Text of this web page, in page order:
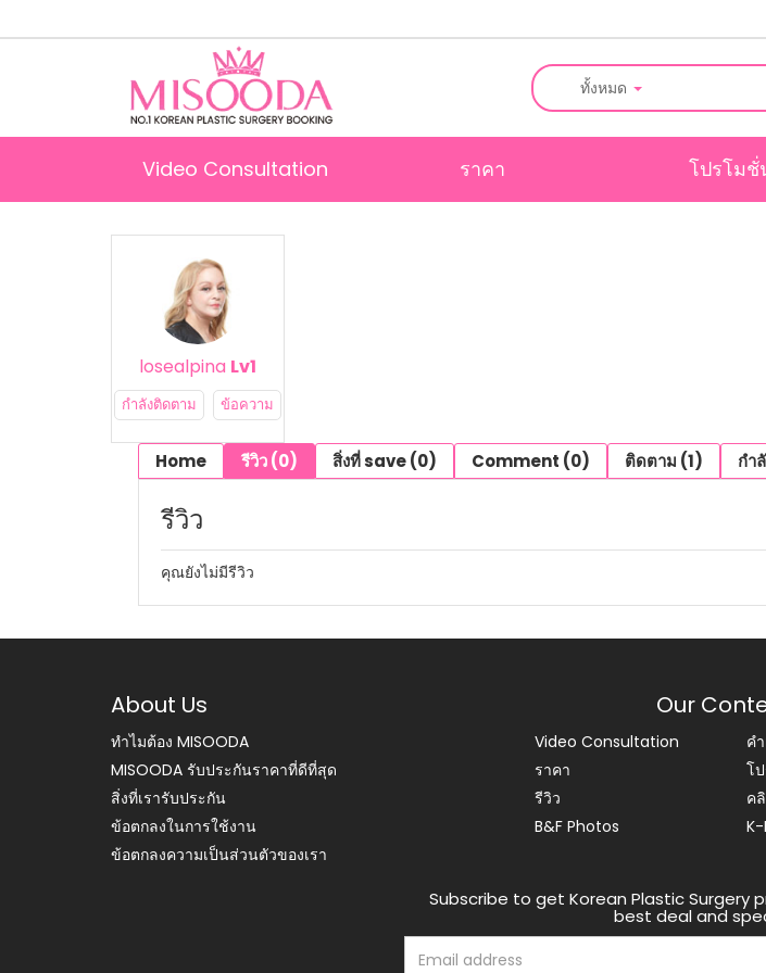
ทั้งหมด
Video Consultation ราคา โปรโมชั่
losealpina Lv1
กำลังติดตาม ข้อความ
Home รีวิว (0) สิ่งที่ save (0) Comment (0) ติดตาม (1) กำ
รีวิว
คุณยังไม่มีรีวิว
About Us
ทำไมต้อง MISOODA
MISOODA รับประกันราคาที่ดีที่สุด
สิ่งที่เรารับประกัน
ข้อตกลงในการใช้งาน
ข้อตกลงความเป็นส่วนตัวของเรา
Our
Video Consultation
ราคา
รีวิว
B&F Photos
ค
โ
ค
Subscribe to get Korean Plastic Surgery
best deal and